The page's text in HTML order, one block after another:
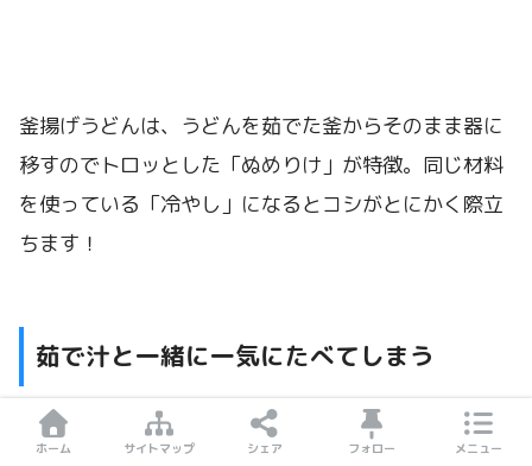
釜揚げうどんは、うどんを茹でた釜からそのまま器に
移すのでトロッとした「ぬめりけ」が特徴。同じ材料
を使っている「冷やし」になるとコシがとにかく際立
ちます！
茹で汁と一緒に一気にたべてしまう
ただ、やっぱり「釜揚げうどん」なんだよね、このお
ホーム サイトマップ シェア フォロー メニュー